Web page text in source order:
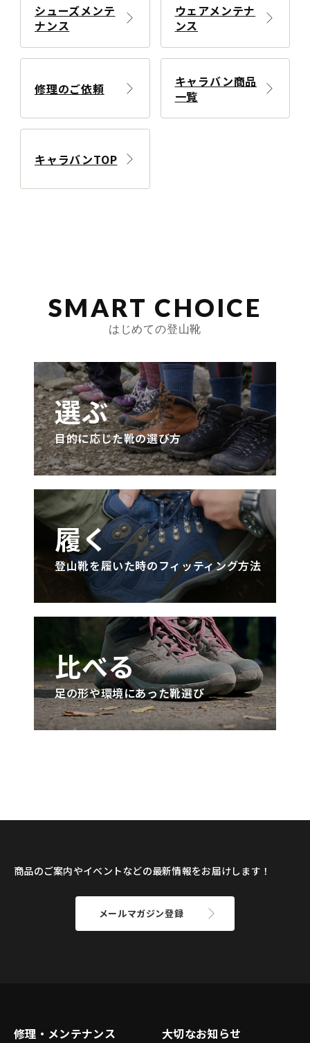
シューズメンテ
ナンス
ウェアメンテナ
ンス
修理のご依頼
キャラバン商品
一覧
キャラバンTOP
SMART CHOICE
はじめての登山靴
選ぶ
目的に応じた靴の選び方
履く
登山靴を履いた時のフィッティング方法
比べる
足の形や環境にあった靴選び
商品のご案内やイベントなどの最新情報をお届けします！
メールマガジン登録
修理・メンテナンス 大切なお知らせ